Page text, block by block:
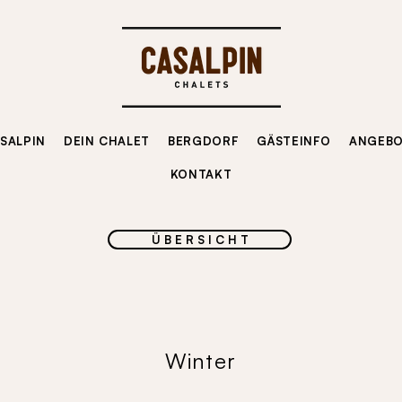
DEIN CHALET BERGDORF GÄSTEINFO
KONTAKT
Winter
Ü B E R S I C H T